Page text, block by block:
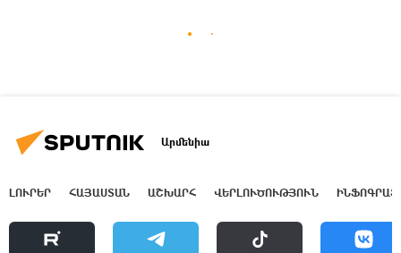
Արմենիա
ԼՈՒՐԵՐ ՀԱՅԱՍՏԱՆ ԱՇԽԱՐՀ ՎԵՐԼՈՒԾՈՒԹՅՈՒՆ